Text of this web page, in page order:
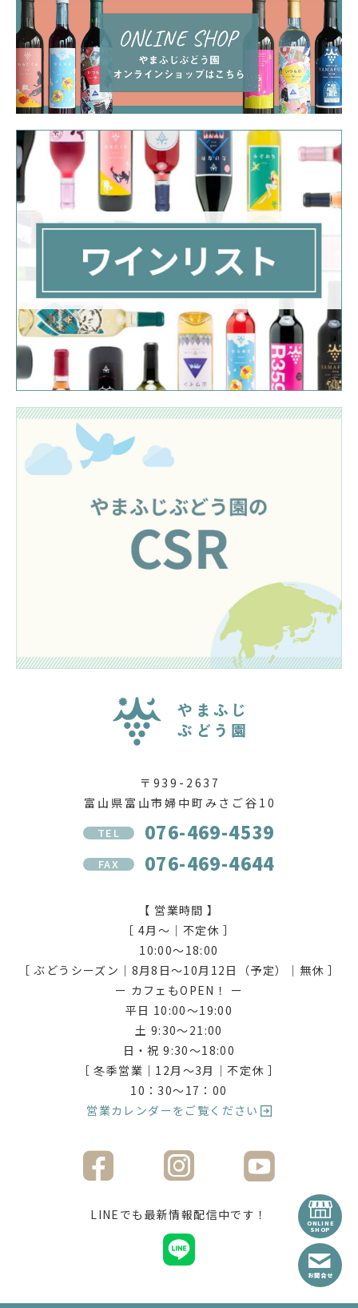
ONLINE
SHOP
お問合せ
〒939-2637
富山県富山市婦中町みさご谷10
TEL 076-469-4539
FAX 076-469-4644
【 営業時間 】
［ 4月〜｜不定休 ］
10:00〜18:00
［ ぶどうシーズン｜8月8日〜10月12日（予定）｜無休 ］
ー カフェもOPEN！ ー
平日 10:00〜19:00
土 9:30〜21:00
日・祝 9:30〜18:00
［ 冬季営業｜12月〜3月｜不定休 ］
10：30〜17：00
営業カレンダーをご覧ください
LINEでも最新情報配信中です！